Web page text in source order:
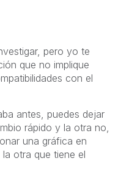
pero yo te
que no implique
con el
antes, puedes dejar
rápido y la otra no,
una gráfica en
otra que tiene el